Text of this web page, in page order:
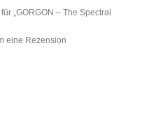
„GORGON – The Spectral
eine Rezension